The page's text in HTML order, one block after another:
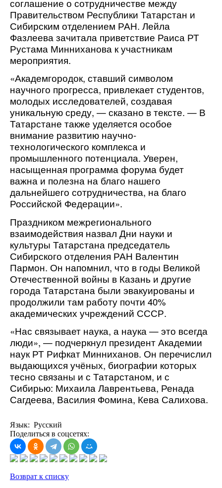
соглашение о сотрудничестве между
Правительством Республики Татарстан и
Сибирским отделением РАН. Лейла
Фазлеева зачитала приветствие Раиса РТ
Рустама Минниханова к участникам
мероприятия.
«Академгородок, ставший символом
научного прогресса, привлекает студентов,
молодых исследователей, создавая
уникальную среду, — сказано в тексте. — В
Татарстане также уделяется особое
внимание развитию научно-
технологического комплекса и
промышленного потенциала. Уверен,
насыщенная программа форума будет
важна и полезна на благо нашего
дальнейшего сотрудничества, на благо
Российской Федерации».
Праздником межрегионального
взаимодействия назвал Дни науки и
культуры Татарстана председатель
Сибирского отделения РАН Валентин
Пармон. Он напомнил, что в годы Великой
Отечественной войны в Казань и другие
города Татарстана были эвакуированы и
продолжили там работу почти 40%
академических учреждений СССР.
«Нас связывает наука, а наука — это всегда
люди», — подчеркнул президент Академии
наук РТ Рифкат Минниханов. Он перечислил
выдающихся учёных, биографии которых
тесно связаны и с Татарстаном, и с
Сибирью: Михаила Лаврентьева, Ренада
Сагдеева, Василия Фомина, Кева Салихова.
Язык: Русский
Поделиться в соцсетях:
Возврат к списку